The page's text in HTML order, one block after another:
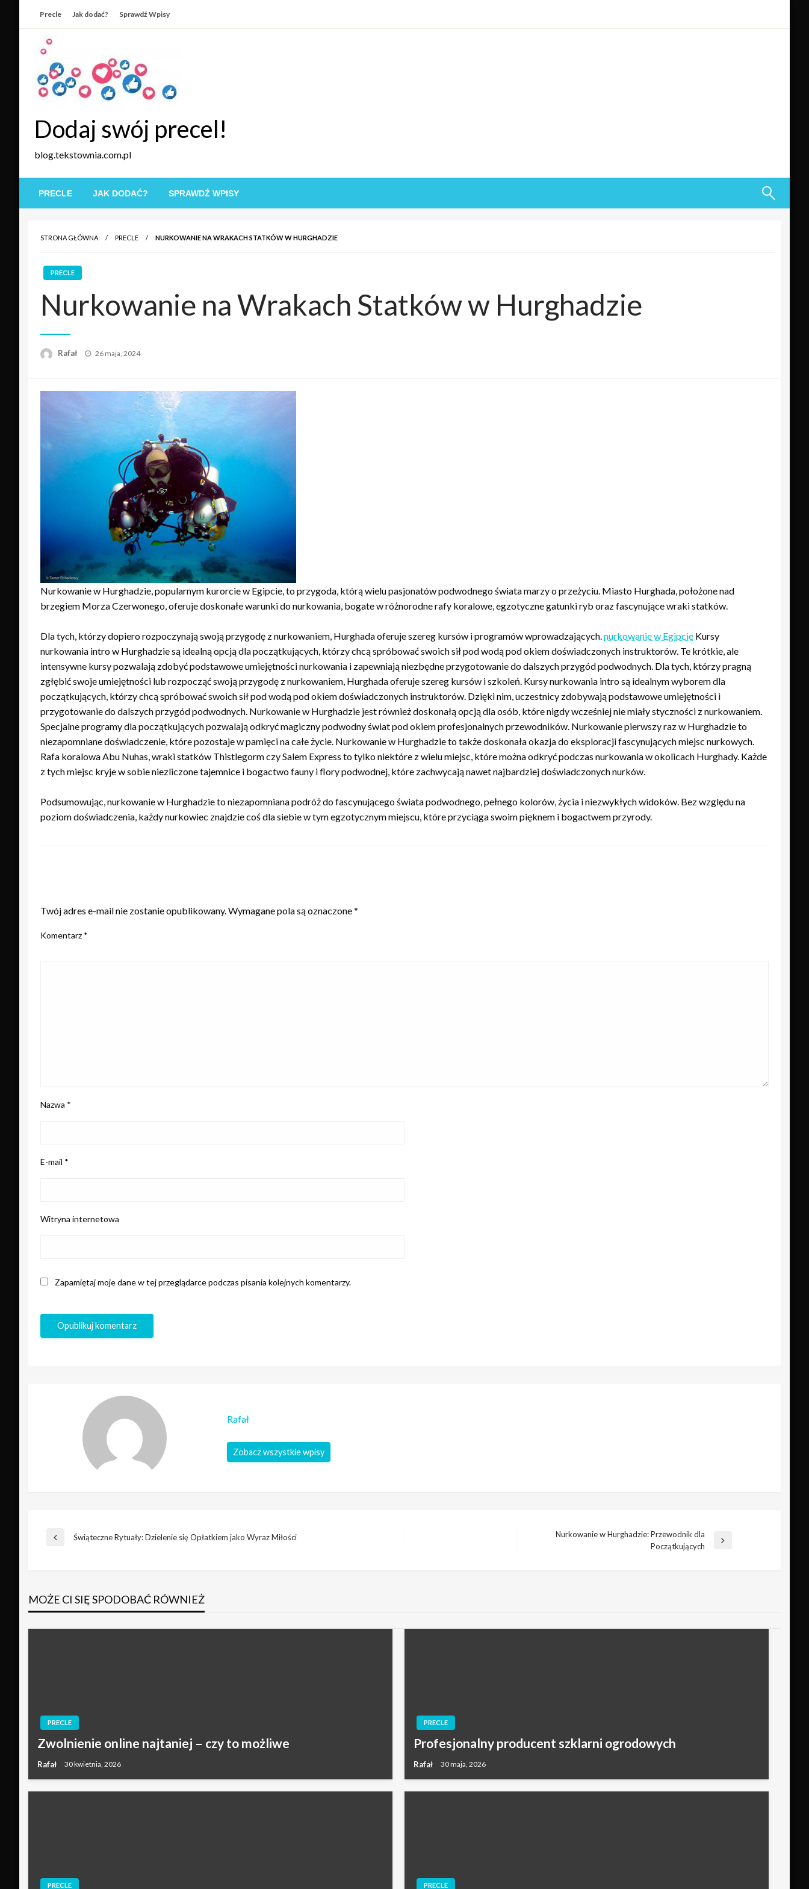
Precle Jak dodać? Sprawdź Wpisy
Dodaj swój precel!
blog.tekstownia.com.pl
PRECLE JAK DODAĆ? SPRAWDŹ WPISY
STRONA GŁÓWNA PRECLE NURKOWANIE NA WRAKACH STATKÓW W HURGHADZIE
PRECLE
Nurkowanie na Wrakach Statków w Hurghadzie
Rafał
Opublikowane
26 maja, 2024
Nurkowanie w Hurghadzie, popularnym kurorcie w Egipcie, to przygoda, którą wielu pasjonatów podwodnego świata marzy o przeżyciu. Miasto Hurghada, położone nad
brzegiem Morza Czerwonego, oferuje doskonałe warunki do nurkowania, bogate w różnorodne rafy koralowe, egzotyczne gatunki ryb oraz fascynujące wraki statków.
Dla tych, którzy dopiero rozpoczynają swoją przygodę z nurkowaniem, Hurghada oferuje szereg kursów i programów wprowadzających. nurkowanie w Egipcie Kursy
nurkowania intro w Hurghadzie są idealną opcją dla początkujących, którzy chcą spróbować swoich sił pod wodą pod okiem doświadczonych instruktorów. Te krótkie, ale
intensywne kursy pozwalają zdobyć podstawowe umiejętności nurkowania i zapewniają niezbędne przygotowanie do dalszych przygód podwodnych. Dla tych, którzy pragną
zgłębić swoje umiejętności lub rozpocząć swoją przygodę z nurkowaniem, Hurghada oferuje szereg kursów i szkoleń. Kursy nurkowania intro są idealnym wyborem dla
początkujących, którzy chcą spróbować swoich sił pod wodą pod okiem doświadczonych instruktorów. Dzięki nim, uczestnicy zdobywają podstawowe umiejętności i
przygotowanie do dalszych przygód podwodnych. Nurkowanie w Hurghadzie jest również doskonałą opcją dla osób, które nigdy wcześniej nie miały styczności z nurkowaniem.
Specjalne programy dla początkujących pozwalają odkryć magiczny podwodny świat pod okiem profesjonalnych przewodników. Nurkowanie pierwszy raz w Hurghadzie to
niezapomniane doświadczenie, które pozostaje w pamięci na całe życie. Nurkowanie w Hurghadzie to także doskonała okazja do eksploracji fascynujących miejsc nurkowych.
Rafa koralowa Abu Nuhas, wraki statków Thistlegorm czy Salem Express to tylko niektóre z wielu miejsc, które można odkryć podczas nurkowania w okolicach Hurghady. Każde
z tych miejsc kryje w sobie niezliczone tajemnice i bogactwo fauny i flory podwodnej, które zachwycają nawet najbardziej doświadczonych nurków.
Podsumowując, nurkowanie w Hurghadzie to niezapomniana podróż do fascynującego świata podwodnego, pełnego kolorów, życia i niezwykłych widoków. Bez względu na
poziom doświadczenia, każdy nurkowiec znajdzie coś dla siebie w tym egzotycznym miejscu, które przyciąga swoim pięknem i bogactwem przyrody.
Twój adres e-mail nie zostanie opublikowany. Wymagane pola są oznaczone*
Komentarz *
Nazwa *
E-mail *
Witryna internetowa
Zapamiętaj moje dane w tej przeglądarce podczas pisania kolejnych komentarzy.
Rafał
Zobacz wszystkie wpisy
Nawigacja
Poprzedni
Świąteczne Rytuały: Dzielenie się Opłatkiem jako Wyraz Miłości
Nurkowanie w Hurghadzie: Przewodnik dla
Początkujących
MOŻE CI SIĘ SPODOBAĆ RÓWNIEŻ
PRECLE
Zwolnienie online najtaniej – czy to możliwe
Rafał 30 kwietnia, 2026
PRECLE
Profesjonalny producent szklarni ogrodowych
Rafał 30 maja, 2026
PRECLE PRECLE